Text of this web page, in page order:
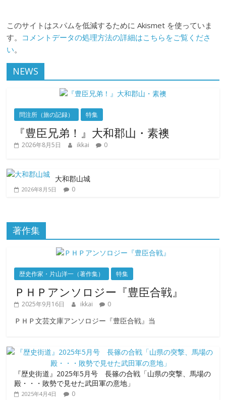
このサイトはスパムを低減するために Akismet を使っていま
す。 コメントデータの処理方法の詳細はこちらをご覧くださ
い。
NEWS
問注所（旅の記録） 特集
『豊臣兄弟！』大和郡山・素襖
2026年8月5日 ikkai 0
大和郡山城
2026年8月5日 0
著作集
歴史作家・片山洋一（著作集） 特集
ＰＨＰアンソロジー『豊臣合戦』
2025年9月16日 ikkai 0
ＰＨＰ文芸文庫アンソロジー『豊臣合戦』当
『歴史街道』2025年5月号 長篠の合戦「山県の突撃、馬場の
殿・・・敗勢で見せた武田軍の意地」
2025年4月4日 0